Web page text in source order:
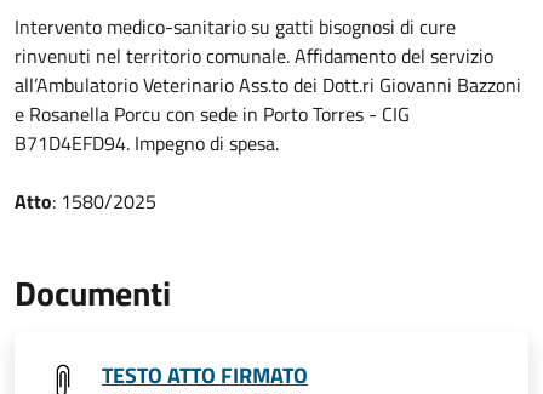
Intervento medico-sanitario su gatti bisognosi di cure
rinvenuti nel territorio comunale. Affidamento del servizio
all’Ambulatorio Veterinario Ass.to dei Dott.ri Giovanni Bazzoni
e Rosanella Porcu con sede in Porto Torres - CIG
B71D4EFD94. Impegno di spesa.
Atto: 1580/2025
Documenti
TESTO ATTO FIRMATO